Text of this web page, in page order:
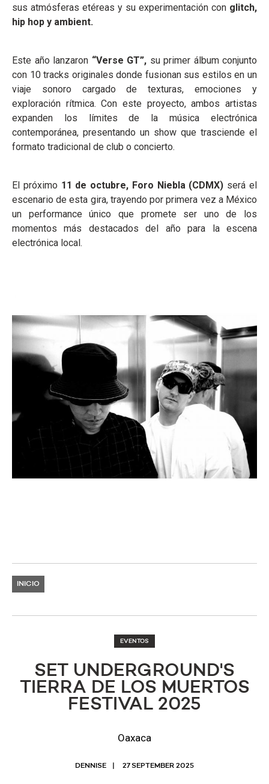
sus atmósferas etéreas y su experimentación con glitch,
hip hop y ambient.
Este año lanzaron “Verse GT”, su primer álbum conjunto
con 10 tracks originales donde fusionan sus estilos en un
viaje sonoro cargado de texturas, emociones y
exploración rítmica. Con este proyecto, ambos artistas
expanden los límites de la música electrónica
contemporánea, presentando un show que trasciende el
formato tradicional de club o concierto.
El próximo 11 de octubre, Foro Niebla (CDMX) será el
escenario de esta gira, trayendo por primera vez a México
un performance único que promete ser uno de los
momentos más destacados del año para la escena
electrónica local.
INICIO
EVENTOS
SET UNDERGROUND'S
TIERRA DE LOS MUERTOS
FESTIVAL 2025
Oaxaca
DENNISE 27 SEPTEMBER 2025